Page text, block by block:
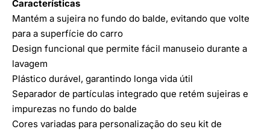
Características
Mantém a sujeira no fundo do balde, evitando que volte
para a superfície do carro
Design funcional que permite fácil manuseio durante a
lavagem
Plástico durável, garantindo longa vida útil
Separador de partículas integrado que retém sujeiras e
impurezas no fundo do balde
Cores variadas para personalização do seu kit de